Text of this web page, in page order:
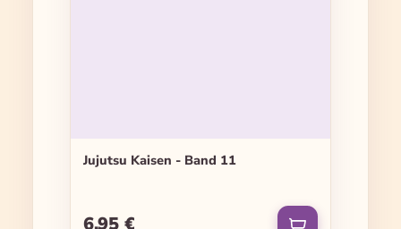
Jujutsu Kaisen - Band 11
Regulärer Preis:
6,95 €